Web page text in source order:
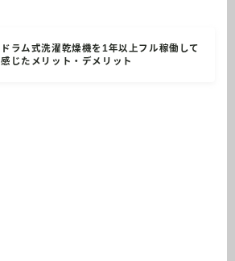
ドラム式洗濯乾燥機を1年以上フル稼働して
感じたメリット・デメリット